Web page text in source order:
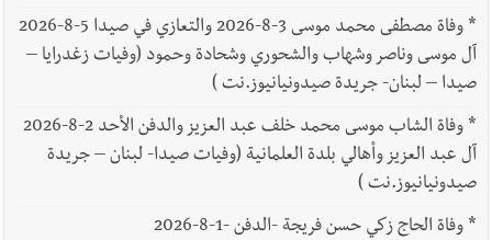
*
وفاة مصطفى محمد موسى 3-8-2026 والتعازي في صيدا 5-8-2026
آل موسى وناصر وشهاب والشحوري وشحادة وحمود (وفيات زغدرايا –
صيدا – لبنان- جريدة صيدونيانيوز.نت )
*
وفاة الشاب موسى محمد خلف عبد العزيز والدفن الأحد 2-8-2026
آل عبد العزيز وأهالي بلدة العلمانية (وفيات صيدا- لبنان – جريدة
صيدونيانيوز.نت )
*وفاة الحاج زكي حسن فريجة -الدفن -1-8-2026